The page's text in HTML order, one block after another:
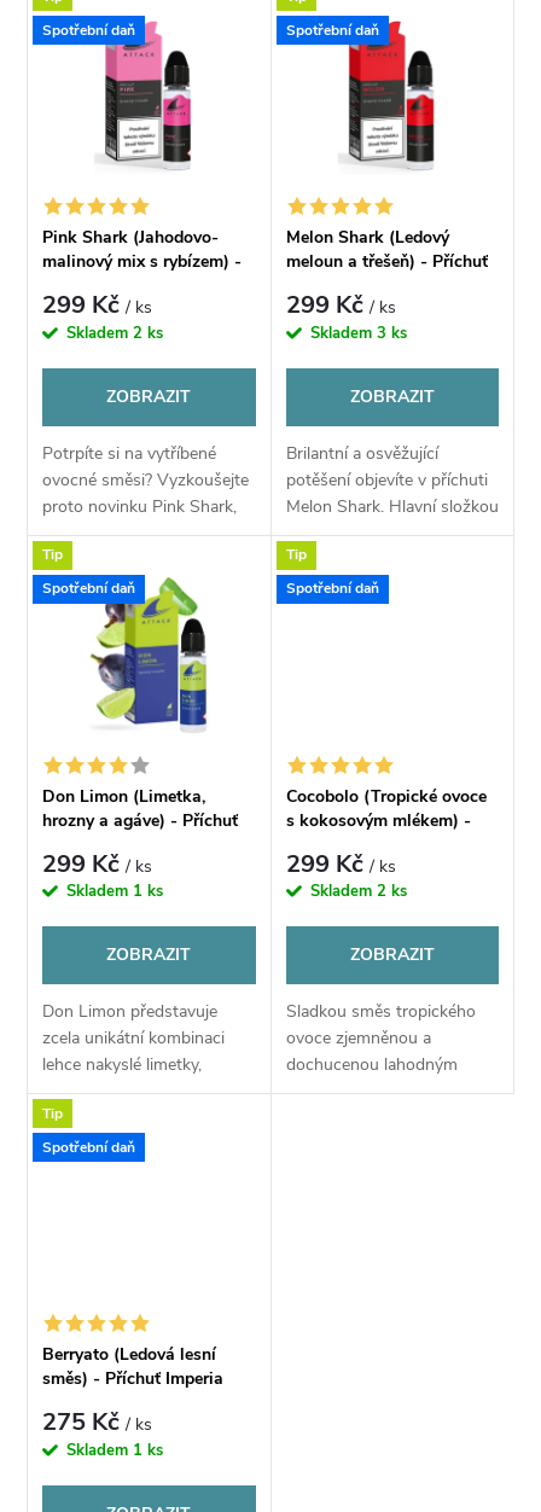
z
í
p
r
d
u
k
Nejdražší
Nejprodávanější
Abecedně
ý
i
s
p
r
o
d
u
k
Spotřební daň
Pink Shark (Jahodovo-
malinový mix s rybízem) -
S&V 10ml
299 Kč/ ks
Skladem2 ks
ZOBRAZIT
Potrpíte si na vytříbené
ovocné směsi? Vyzkoušejte
proto novinku Pink Shark,
která v sobě kombinuje
delikátní chuť čerstvě
natrhaných jahod zalitých
malinovým džemem,...
Spotřební daň
Melon Shark (Ledový
meloun a třešeň) - Příchuť
299 Kč/ ks
Skladem 3 ks
ZOBRAZIT
Brilantní a osvěžující
potěšení objevíte v příchuti
Melon Shark. Hlavní složkou
je ledový vodní meloun se
sladkými tóny, tato složka je
doplněna výrazným
Tip
Spotřební daň
Don Limon (Limetka,
hrozny a agáve) - Příchuť
299 Kč/ ks
Skladem 1 ks
ZOBRAZIT
Don Limon představuje
zcela unikátní kombinaci
lehce nakyslé limetky,
zralého hroznového vína a
sladké šťávy z agáve modré,
která dělá z této příchuti
Tip
Spotřební daň
Cocobolo (Tropické ovoce
s kokosovým mlékem) -
Attack
299 Kč/ ks
Skladem 2 ks
ZOBRAZIT
Sladkou směs tropického
ovoce zjemněnou a
dochucenou lahodným
kokosovým mlékem si ihned
Tip
Spotřební daň
Berryato (Ledová lesní
směs) - Příchuť Imperia
275 Kč/ ks
Skladem 1 ks